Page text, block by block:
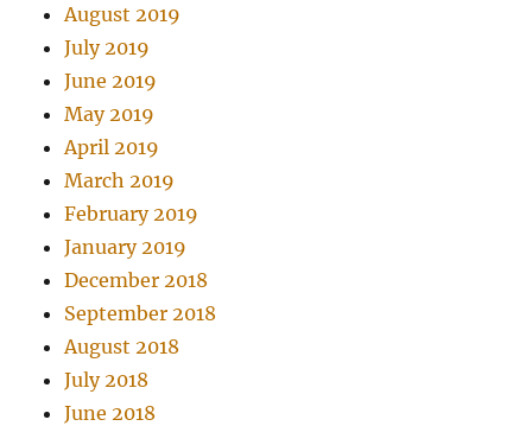
August 2019
July 2019
June 2019
May 2019
April 2019
March 2019
February 2019
January 2019
December 2018
September 2018
August 2018
July 2018
June 2018